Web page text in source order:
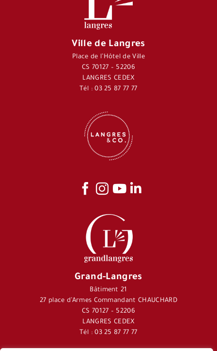
Ville de Langres
Place de l’Hôtel de Ville
CS 70127 – 52206
LANGRES CEDEX
Tél : 03 25 87 77 77
Grand-Langres
Bâtiment 21
27 place d’Armes Commandant CHAUCHARD
CS 70127 – 52206
LANGRES CEDEX
Tél : 03 25 87 77 77